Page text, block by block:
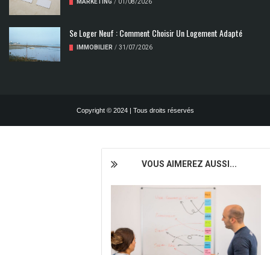
VOUS AIMEREZ AUSSI...
MARKETING / 01/08/2026
Se Loger Neuf : Comment Choisir Un Logement Adapté
IMMOBILIER / 31/07/2026
Copyright © 2024 | Tous droits réservés